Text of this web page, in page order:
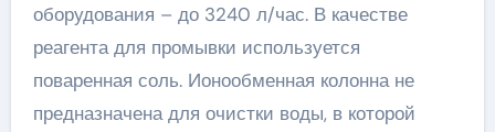
оборудования – до 3240 л/час. В качестве
реагента для промывки используется
поваренная соль. Ионообменная колонна не
предназначена для очистки воды, в которой